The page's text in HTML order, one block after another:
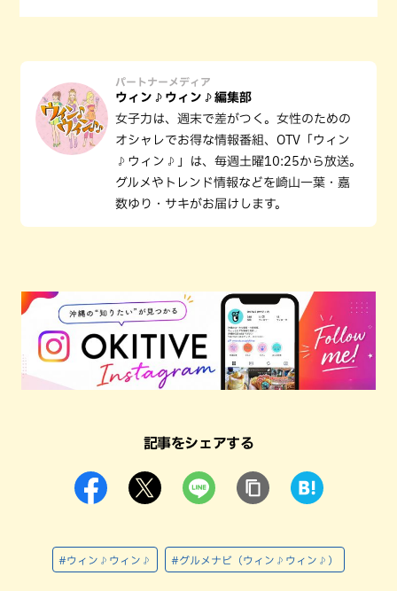
パートナーメディア
ウィン♪ウィン♪編集部
女子力は、週末で差がつく。女性のための
オシャレでお得な情報番組、OTV「ウィン
♪ウィン♪」は、毎週土曜10:25から放送。
グルメやトレンド情報などを崎山一葉・嘉
数ゆり・サキがお届けします。
記事をシェアする
#ウィン♪ウィン♪ #グルメナビ（ウィン♪ウィン♪）